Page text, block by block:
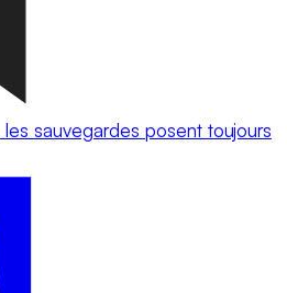
sauvegardes posent toujours